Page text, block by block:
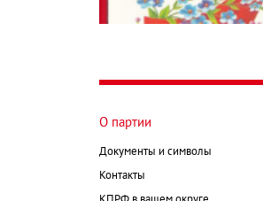
О партии
Документы и символы
Контакты